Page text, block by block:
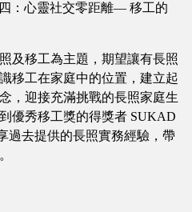
：心靈社交零距離— 移工的
及移工為主題，期望讓有長照
移工在家庭中的位置，建立起
，迎接充滿挑戰的長照家庭生
優秀移工獎的得獎者 SUKAD
過去提供的長照實務經驗，帶